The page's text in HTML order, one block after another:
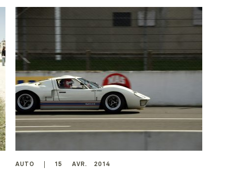
AUTO 15 AVR. 2014